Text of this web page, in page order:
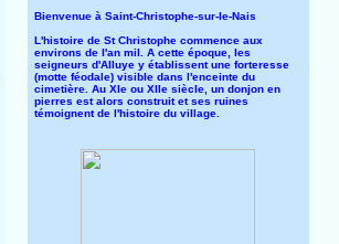
Bienvenue à Saint-Christophe-sur-le-Nais
L'histoire de St Christophe commence aux
environs de l'an mil. A cette époque, les
seigneurs d'Alluye y établissent une forteresse
(motte féodale) visible dans l'enceinte du
cimetière. Au XIe ou XIIe siècle, un donjon en
pierres est alors construit et ses ruines
témoignent de l'histoire du village.